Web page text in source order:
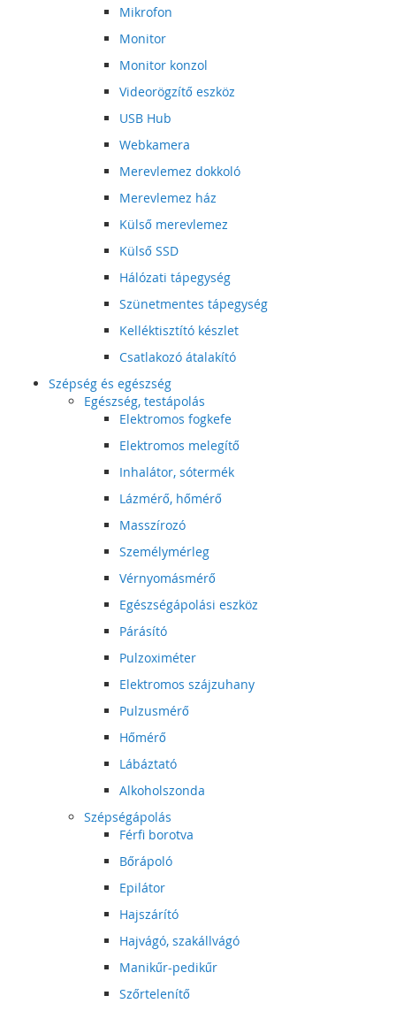
Mikrofon
Monitor
Monitor konzol
Videorögzítő eszköz
USB Hub
Webkamera
Merevlemez dokkoló
Merevlemez ház
Külső merevlemez
Külső SSD
Hálózati tápegység
Szünetmentes tápegység
Kelléktisztító készlet
Csatlakozó átalakító
Szépség és egészség
Egészség, testápolás
Elektromos fogkefe
Elektromos melegítő
Inhalátor, sótermék
Lázmérő, hőmérő
Masszírozó
Személymérleg
Vérnyomásmérő
Egészségápolási eszköz
Párásító
Pulzoximéter
Elektromos szájzuhany
Pulzusmérő
Hőmérő
Lábáztató
Alkoholszonda
Szépségápolás
Férfi borotva
Bőrápoló
Epilátor
Hajszárító
Hajvágó, szakállvágó
Manikűr-pedikűr
Szőrtelenítő